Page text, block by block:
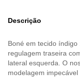
Descrição
Boné em tecido
regulagem traseira
lateral esquerda. O
modelagem